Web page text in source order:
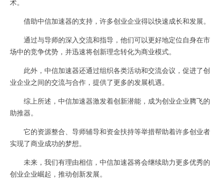
借助中信加速器的支持，许多创业企业得以快速成长和发展。
通过与导师的深入交流和指导，他们可以更好地定位自身在市
场中的竞争优势，并迅速将创新理念转化为商业模式。
此外，中信加速器还通过组织各类活动和交流会议，促进了创
业企业之间的交流与合作，提供了更多的发展机遇。
综上所述，中信加速器激发着创新潜能，成为创业企业腾飞的
助推器。
它的资源整合、导师辅导和资金扶持等举措帮助着许多创业者
实现了商业成功的梦想。
未来，我们有理由相信，中信加速器将会继续助力更多优秀的
创业企业崛起，推动创新发展。